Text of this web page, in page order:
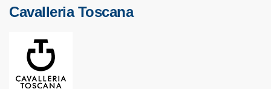
Cavalleria Toscana